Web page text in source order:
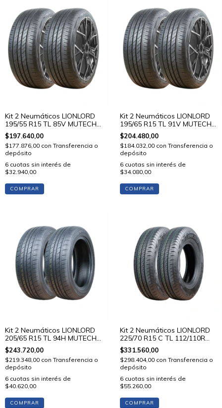
Kit 2 Neumáticos LIONLORD
195/55 R15 TL 85V MUTECH
H02
$197.640,00
$177.876,00 con Transferencia o
depósito
6 cuotas sin interés de
$32.940,00
COMPRAR
Kit 2 Neumáticos LIONLORD
195/65 R15 TL 91V MUTECH
H02
$204.480,00
$184.032,00 con Transferencia o
depósito
6 cuotas sin interés de
$34.080,00
COMPRAR
Kit 2 Neumáticos LIONLORD
205/65 R15 TL 94H MUTECH
H01
$243.720,00
$219.348,00 con Transferencia o
depósito
6 cuotas sin interés de
$40.620,00
COMPRAR
Kit 2 Neumáticos LIONLORD
225/70 R15 C TL 112/110R
VANSTAR C01
$331.560,00
$298.404,00 con Transferencia o
depósito
6 cuotas sin interés de
$55.260,00
COMPRAR